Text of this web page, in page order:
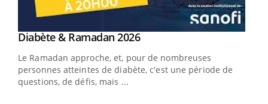
Youtube
Diabète & Ramadan 2026Youtube
Le Ramadan approche, et, pour de nombreuses
personnes atteintes de diabète, c'est une période de
questions, de défis, mais ...